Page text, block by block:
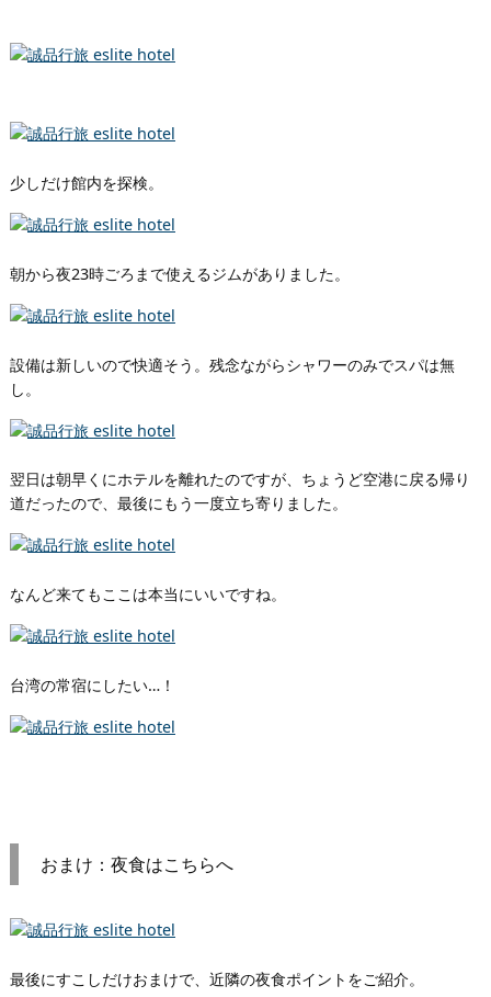
少しだけ館内を探検。
朝から夜23時ごろまで使えるジムがありました。
設備は新しいので快適そう。残念ながらシャワーのみでスパは無
し。
翌日は朝早くにホテルを離れたのですが、ちょうど空港に戻る帰り
道だったので、最後にもう一度立ち寄りました。
なんど来てもここは本当にいいですね。
台湾の常宿にしたい…！
おまけ：夜食はこちらへ
最後にすこしだけおまけで、近隣の夜食ポイントをご紹介。